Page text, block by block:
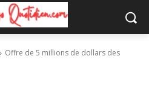
Offre de 5 millions de dollars des